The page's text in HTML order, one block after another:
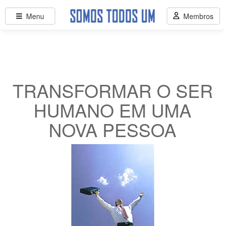
TRANSFORMAR O SER
HUMANO EM UMA
NOVA PESSOA
Menu Membros